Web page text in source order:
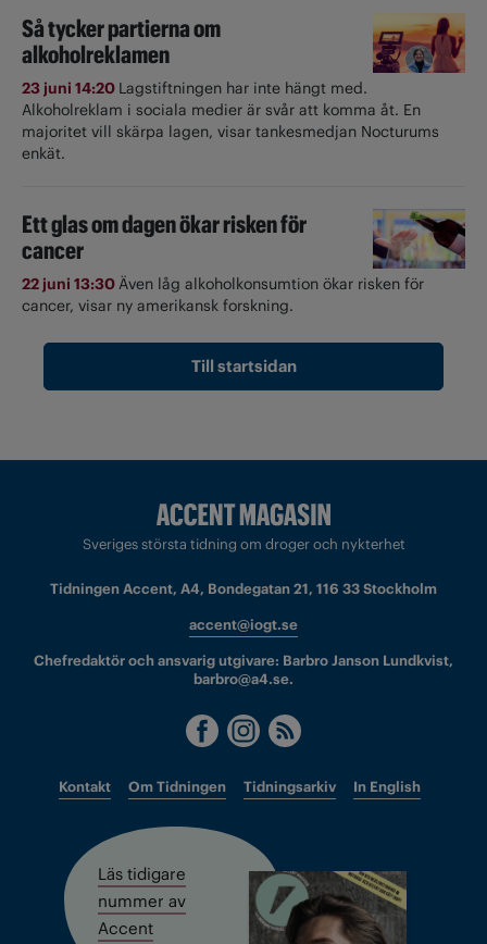
Så tycker partierna om
alkoholreklamen
23 juni 14:20 Lagstiftningen har inte hängt med.
Alkoholreklam i sociala medier är svår att komma åt. En
majoritet vill skärpa lagen, visar tankesmedjan Nocturums
enkät.
Ett glas om dagen ökar risken för
cancer
22 juni 13:30Även låg alkoholkonsumtion ökar risken för
cancer, visar ny amerikansk forskning.
Till startsidan
Sveriges största tidning om droger och nykterhet
Tidningen Accent, A4, Bondegatan 21, 116 33 Stockholm
accent@iogt.se
Chefredaktör och ansvarig utgivare: Barbro Janson Lundkvist,
barbro@a4.se.
Kontakt Om Tidningen Tidningsarkiv In English
Läs tidigare
nummer av
Accent